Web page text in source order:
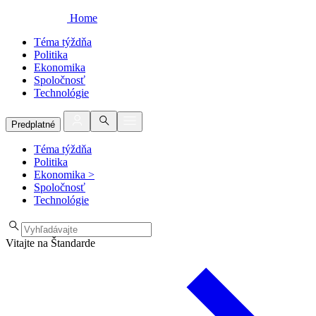
Home
Téma týždňa
Politika
Ekonomika
Spoločnosť
Technológie
Predplatné
Téma týždňa
Politika
Ekonomika >
Spoločnosť
Technológie
Vitajte na Štandarde